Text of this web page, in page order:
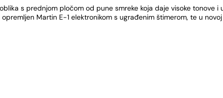
s prednjom pločom od pune smreke koja daje visoke tonove
Martin E-1 elektronikom s ugrađenim štimerom, te u